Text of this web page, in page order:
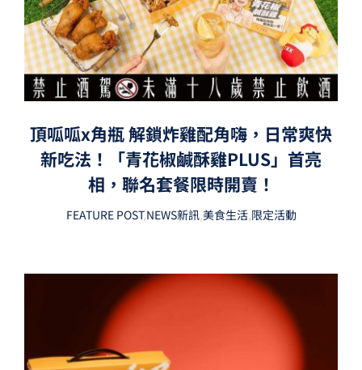
頂呱呱x角瓶 解鎖炸雞配角嗨，日常爽快
新吃法！「青花椒鹹酥雞PLUS」首亮
相，聯名套餐限時開賣！
FEATURE POST,NEWS新訊,美食生活,限定活動